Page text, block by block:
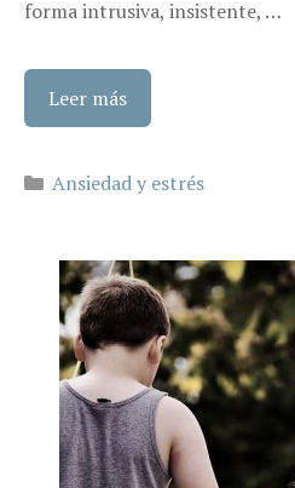
forma intrusiva, insistente, …
Leer más
Categorías
Ansiedad y estrés